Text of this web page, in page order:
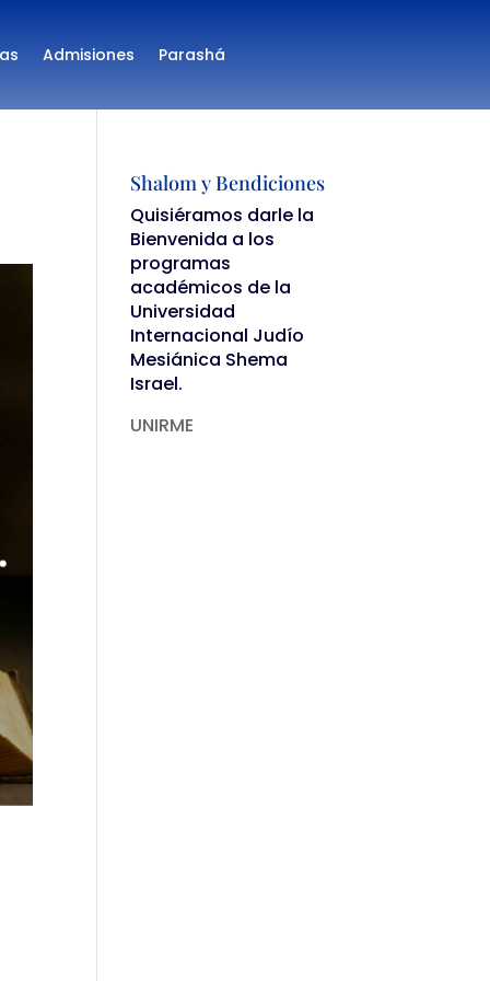
Admisiones Parashá
Shalom y Bendiciones
Quisiéramos darle la
Bienvenida a los
programas
académicos de la
Universidad
Internacional Judío
Mesiánica Shema
Israel.
UNIRME